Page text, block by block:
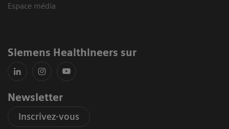
Espace média
Siemens Healthineers sur
Newsletter
Inscrivez-vous